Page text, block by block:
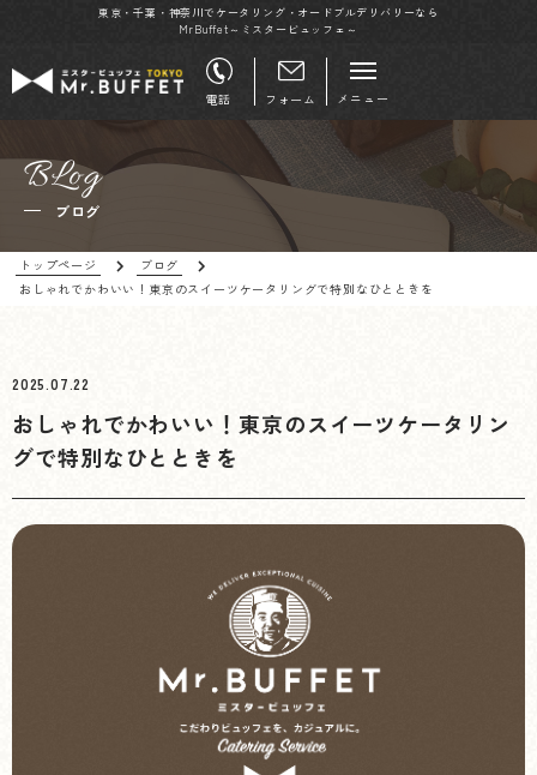
東京・千葉・神奈川でケータリング・オードブルデリバリーなら
MrBuffet～ミスタービュッフェ～
電話 フォーム メニュー
BLog
ブログ
トップページ
ブログ
おしゃれでかわいい！東京のスイーツケータリングで特別なひとときを
2025.07.22
おしゃれでかわいい！東京のスイーツケータリン
グで特別なひとときを